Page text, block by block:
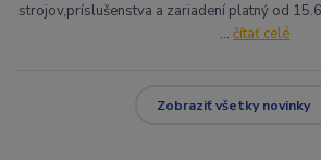
strojov,príslušenstva a zariadení platný od
...čítať celé
Zobraziť všetky novinky